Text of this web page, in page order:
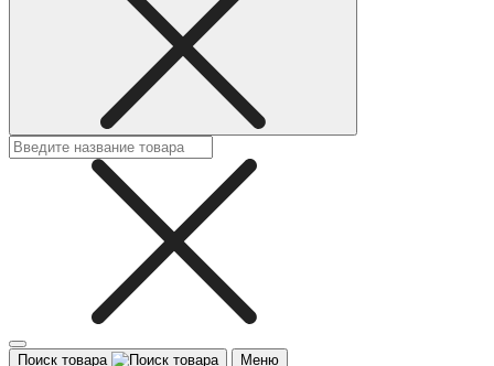
Поиск товара Меню